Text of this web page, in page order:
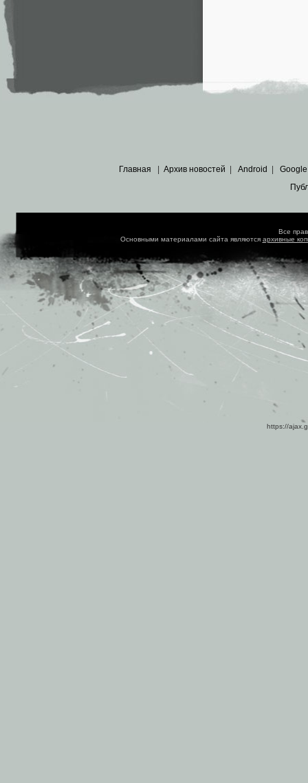
Главная Архив новостей Android Google
Все
Основными материалами сайта являются архивные
https://